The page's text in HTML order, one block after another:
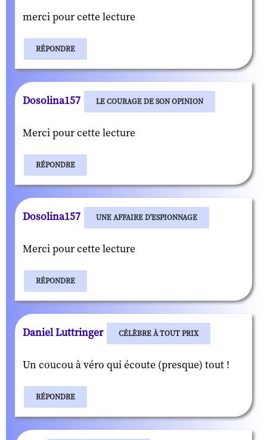
merci pour cette lecture
RÉPONDRE
Dosolina157 LE COURAGE DE SON OPINION
Merci pour cette lecture
RÉPONDRE
Dosolina157 UNE AFFAIRE D'ESPIONNAGE
Merci pour cette lecture
RÉPONDRE
Daniel Luttringer CÉLÈBRE À TOUT PRIX
Un coucou à véro qui écoute (presque) tout !
RÉPONDRE